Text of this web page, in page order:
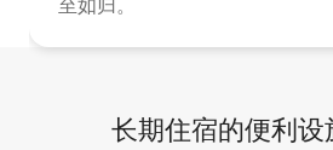
至如归。
长期住宿的便利设